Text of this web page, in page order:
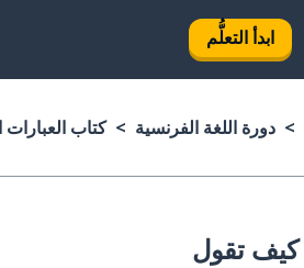
ابدأ التعلُّم
دورة اللغة الفرنسية كتاب العبارات
كيف تقول